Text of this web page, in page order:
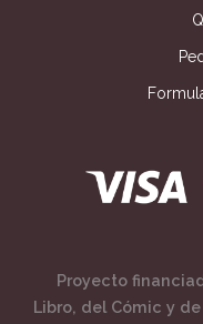
Proyecto
Libro, del Cómic y